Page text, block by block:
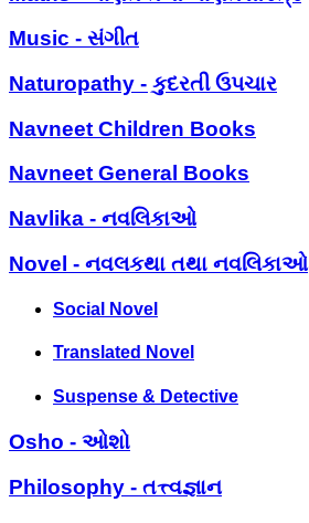
Music - સંગીત
Naturopathy - કુદરતી ઉપચાર
Navneet Children Books
Navneet General Books
Navlika - નવલિકાઓ
Novel - નવલકથા તથા નવલિકાઓ
Social Novel
Translated Novel
Suspense & Detective
Osho - ઓશો
Philosophy - તત્ત્વજ્ઞાન